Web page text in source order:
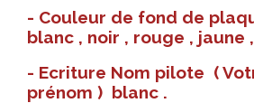
- Couleur de fond de
blanc , noir , rouge , jaune
- Ecriture Nom pilote (
prénom ) blanc .